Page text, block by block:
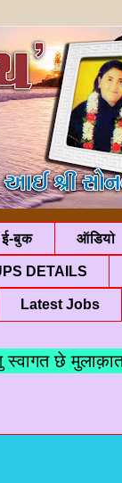
ई-बुक ऑडियो
DETAILS
Latest Jobs
आपणु स्वागत छे